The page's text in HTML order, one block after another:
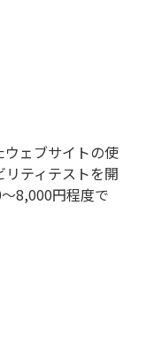
ェブサイトの使
ティテストを開
8,000円程度で